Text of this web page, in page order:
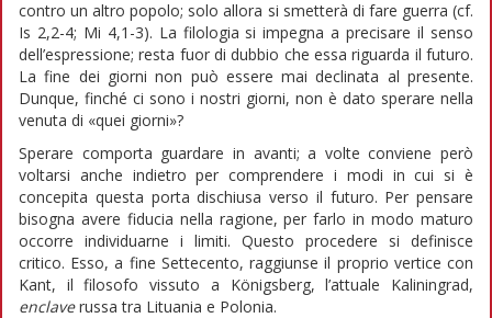
contro un altro popolo; solo allora si smetterà di fare guerra (cf.
Is 2,2-4; Mi 4,1-3). La filologia si impegna a precisare il senso
dell’espressione; resta fuor di dubbio che essa riguarda il futuro.
La fine dei giorni non può essere mai declinata al presente.
Dunque, finché ci sono i nostri giorni, non è dato sperare nella
venuta di «quei giorni»?
Sperare comporta guardare in avanti; a volte conviene però
voltarsi anche indietro per comprendere i modi in cui si è
concepita questa porta dischiusa verso il futuro. Per pensare
bisogna avere fiducia nella ragione, per farlo in modo maturo
occorre individuarne i limiti. Questo procedere si definisce
critico. Esso, a fine Settecento, raggiunse il proprio vertice con
Kant, il filosofo vissuto a Königsberg, l’attuale Kaliningrad,
enclaverussa tra Lituania e Polonia.